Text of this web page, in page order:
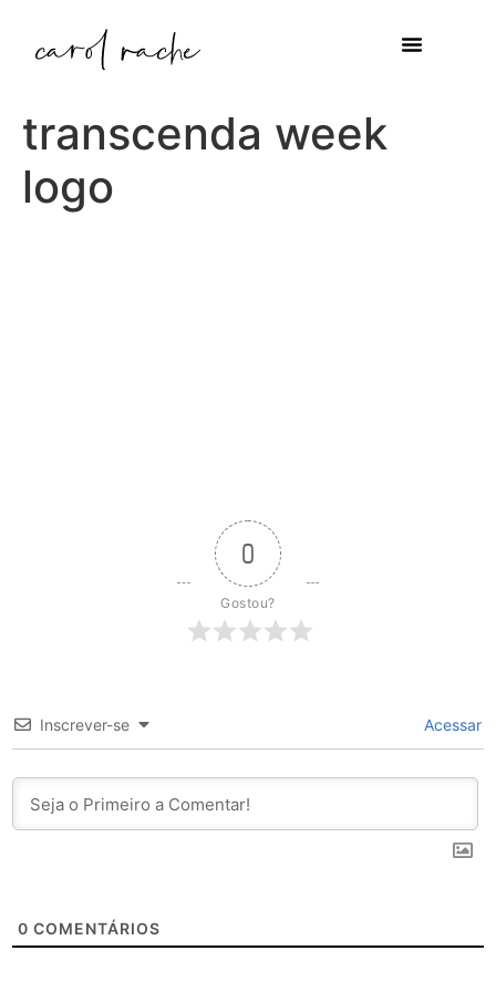
transcenda week
logo
0
Gostou?
Inscrever-se Acessar
0 COMENTÁRIOS